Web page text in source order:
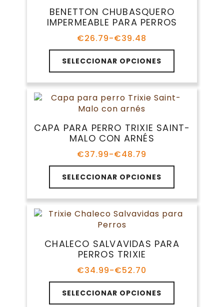
se
pueden
en
página
de
producto
BENETTON CHUBASQUERO
IMPERMEABLE PARA PERROS
€26.79-€39.48
Rango
de
precios:
desde
€26.79
hasta
€39.48
SELECCIONAR OPCIONES
Este
producto
tiene
múltiples
variantes.
se
pueden
en
página
de
producto
CAPA PARA PERRO TRIXIE SAINT-
MALO CON ARNÉS
€37.99-€48.79
Rango
de
precios:
desde
€37.99
hasta
€48.79
SELECCIONAR OPCIONES
Este
producto
tiene
múltiples
variantes.
se
pueden
en
página
CHALECO SALVAVIDAS PARA
PERROS TRIXIE
€34.99-€52.70
Rango
de
precios:
desde
SELECCIONAR OPCIONES
Este
producto